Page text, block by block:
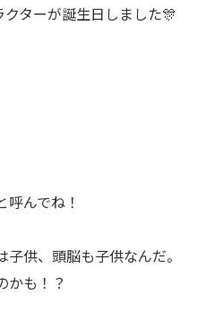
ターが誕生日しました🎊
んでね！
供、頭脳も子供なんだ。
かも！？